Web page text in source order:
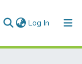
Log In (current)